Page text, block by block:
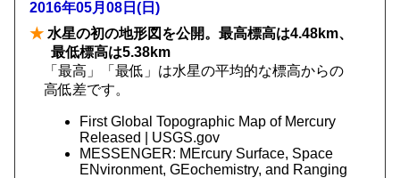
2016年05月08日(日)
★ 水星の初の地形図を公開。最高標高は4.48km、
最低標高は5.38km
「最高」「最低」は水星の平均的な標高からの
高低差です。
First Global Topographic Map of Mercury
Released | USGS.gov
MESSENGER: MErcury Surface, Space
ENvironment, GEochemistry, and Ranging